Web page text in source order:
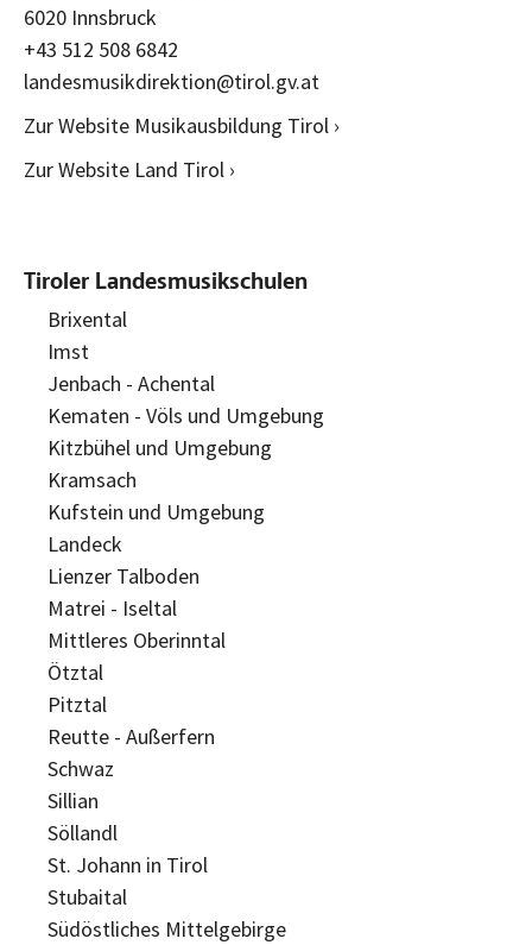
6020 Innsbruck
+43 512 508 6842
landesmusikdirektion@tirol.gv.at
Zur Website Musikausbildung Tirol ›
Zur Website Land Tirol ›
Tiroler Landesmusikschulen
Brixental
Imst
Jenbach - Achental
Kematen - Völs und Umgebung
Kitzbühel und Umgebung
Kramsach
Kufstein und Umgebung
Landeck
Lienzer Talboden
Matrei - Iseltal
Mittleres Oberinntal
Ötztal
Pitztal
Reutte - Außerfern
Schwaz
Sillian
Söllandl
St. Johann in Tirol
Stubaital
Südöstliches Mittelgebirge